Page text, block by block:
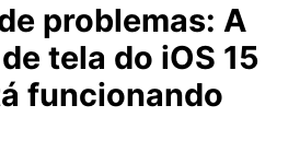
problemas: A
tela do iOS 15
funcionando